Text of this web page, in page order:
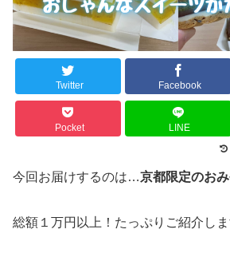
Twitter Facebook
Pocket LINE
今回お届けするのは…京都限定のおみ
総額１万円以上！たっぷりご紹介し